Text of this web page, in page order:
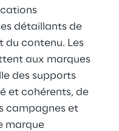
détaillants de
du contenu. Les
aux marques
des supports
et cohérents, de
campagnes et
marque